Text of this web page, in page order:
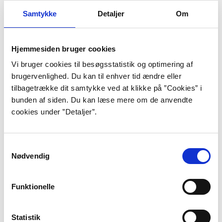
Samtykke Detaljer Om
Hjemmesiden bruger cookies
Vi bruger cookies til besøgsstatistik og optimering af
brugervenlighed. Du kan til enhver tid ændre eller
tilbagetrække dit samtykke ved at klikke på ”Cookies” i
bunden af siden. Du kan læse mere om de anvendte
cookies under ”Detaljer”.
Nødvendig
Funktionelle
Statistik
der ikke blev gennemtrængt af noget
mig. Nogle gange var det Henrys
udtryksfulde øjne, der henlå i døden
med de mørke pupiller næsten dækket
af øjenlågene og de lange sorte vipper
omkring dem, andre gange var det
uhyrets vandige, slørede øjne, som jeg
første gang så dem i mit kammer i